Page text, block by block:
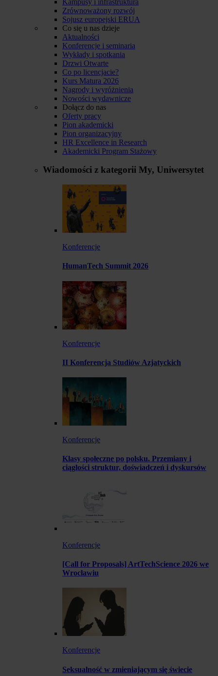
Zrównoważony rozwój
Sojusz europejski ERUA
Co się u nas dzieje
Aktualności
Konferencje i seminaria
Wykłady i spotkania
Drzwi Otwarte
Co po licencjacie?
Kurs Matura 2026
Nagrody i wyróżnienia
Nowości wydawnicze
Dołącz do nas
Oferty pracy
Pion akademicki
Pion organizacyjny
HR Excellence in Research
Akademicki Program Stażowy
Wiadomości z kategorii My, Uniwersytet
Konferencje
HumanTech Summit 2026
Konferencje
II Konferencja Studiów Azjatyckich
Konferencje
Klasy społeczne po polsku. Przemiany i
ciągłości struktur, doświadczeń i dyskursów
Konferencje
[Call for Proposals] ArtTechScience 2026 we
Wrocławiu
Konferencje
Seksualność w zmieniającym się świecie